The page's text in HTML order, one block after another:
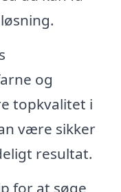
og
topkvalitet i
være sikker
resultat.
for at søge